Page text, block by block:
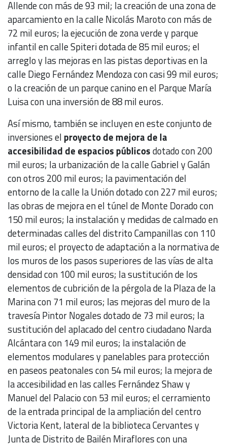
Allende con más de 93 mil; la creación de una zona de
aparcamiento en la calle Nicolás Maroto con más de
72 mil euros; la ejecución de zona verde y parque
infantil en calle Spiteri dotada de 85 mil euros; el
arreglo y las mejoras en las pistas deportivas en la
calle Diego Fernández Mendoza con casi 99 mil euros;
o la creación de un parque canino en el Parque María
Luisa con una inversión de 88 mil euros.
Así mismo, también se incluyen en este conjunto de
inversiones el proyecto de mejora de la
accesibilidad de espacios públicosdotado con 200
mil euros; la urbanización de la calle Gabriel y Galán
con otros 200 mil euros; la pavimentación del
entorno de la calle la Unión dotado con 227 mil euros;
las obras de mejora en el túnel de Monte Dorado con
150 mil euros; la instalación y medidas de calmado en
determinadas calles del distrito Campanillas con 110
mil euros; el proyecto de adaptación a la normativa de
los muros de los pasos superiores de las vías de alta
densidad con 100 mil euros; la sustitución de los
elementos de cubrición de la pérgola de la Plaza de la
Marina con 71 mil euros; las mejoras del muro de la
travesía Pintor Nogales dotado de 73 mil euros; la
sustitución del aplacado del centro ciudadano Narda
Alcántara con 149 mil euros; la instalación de
elementos modulares y panelables para protección
en paseos peatonales con 54 mil euros; la mejora de
la accesibilidad en las calles Fernández Shaw y
Manuel del Palacio con 53 mil euros; el cerramiento
de la entrada principal de la ampliación del centro
Victoria Kent, lateral de la biblioteca Cervantes y
Junta de Distrito de Bailén Miraflores con una